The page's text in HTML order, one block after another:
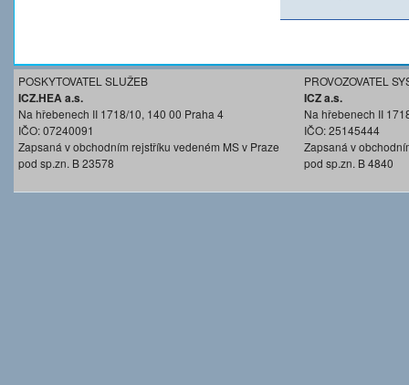
POSKYTOVATEL SLUŽEB
ICZ.HEA a.s.
Na hřebenech II 1718/10, 140 00 Praha 4
IČO: 07240091
Zapsaná v obchodním rejstříku vedeném MS v Praze
pod sp.zn. B 23578
PROVOZOVATEL
ICZ a.s.
Na hřebenech II
IČO: 25145444
Zapsaná v
pod sp.zn. B 4840